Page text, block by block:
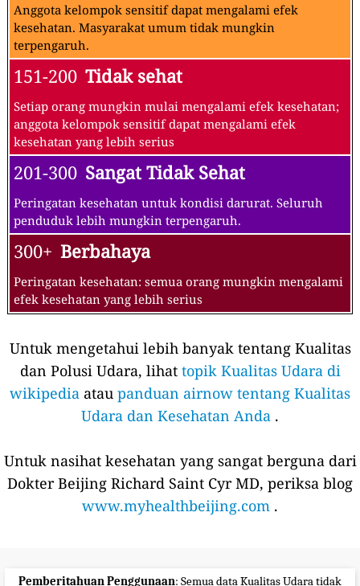
Anggota kelompok sensitif dapat mengalami efek
kesehatan. Masyarakat umum tidak mungkin
terpengaruh.
151-200 Tidak sehat
Setiap orang mungkin mulai mengalami efek kesehatan;
anggota kelompok sensitif dapat mengalami efek
kesehatan yang lebih serius
201-300 Sangat Tidak Sehat
Peringatan kesehatan untuk kondisi darurat. Seluruh
penduduk lebih mungkin terpengaruh.
300+ Berbahaya
Peringatan kesehatan: semua orang mungkin mengalami
efek kesehatan yang lebih serius
Untuk mengetahui lebih banyak tentang Kualitas
dan Polusi Udara, lihat topik Kualitas Udara di
wikipedia atau panduan airnow tentang Kualitas
Udara dan Kesehatan Anda .
Untuk nasihat kesehatan yang sangat berguna dari
Dokter Beijing Richard Saint Cyr MD, periksa blog
www.myhealthbeijing.com .
Pemberitahuan Penggunaan: Semua data Kualitas Udara tidak